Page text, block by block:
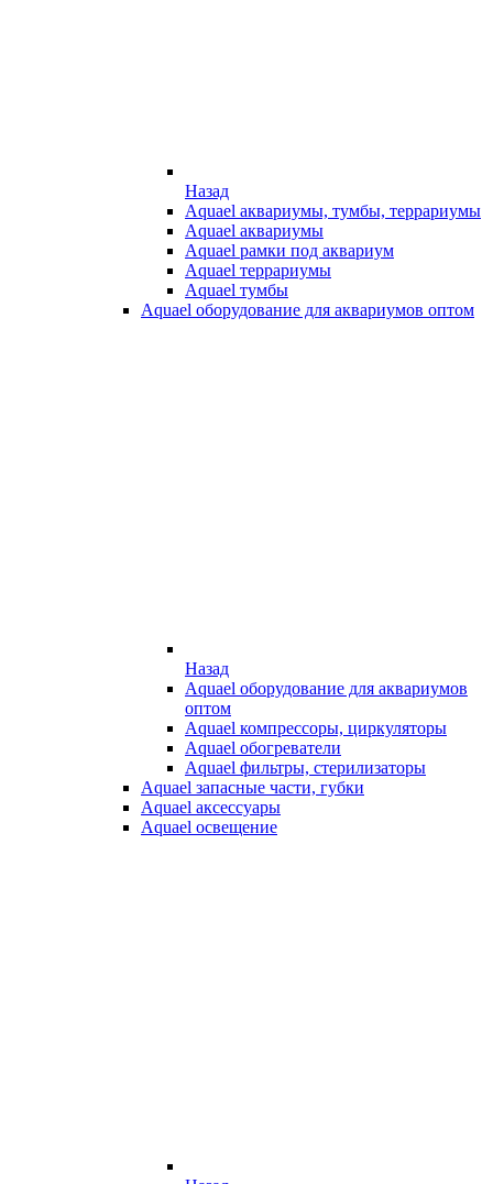
Назад
Aquael аквариумы, тумбы, террариумы
Aquael аквариумы
Aquael рамки под аквариум
Aquael террариумы
Aquael тумбы
Aquael оборудование для аквариумов оптом
Назад
Aquael оборудование для аквариумов
оптом
Aquael компрессоры, циркуляторы
Aquael обогреватели
Aquael фильтры, стерилизаторы
Aquael запасные части, губки
Aquael аксессуары
Aquael освещение